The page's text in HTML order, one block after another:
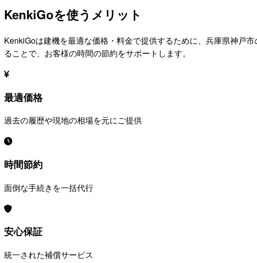
KenkiGoを使うメリット
KenkiGoは建機を最適な価格・料金で提供するために、 兵庫県神戸市
ることで、お客様の時間の節約をサポートします。
最適価格
過去の履歴や現地の相場を元にご提供
時間節約
面倒な手続きを一括代行
安心保証
統一された補償サービス